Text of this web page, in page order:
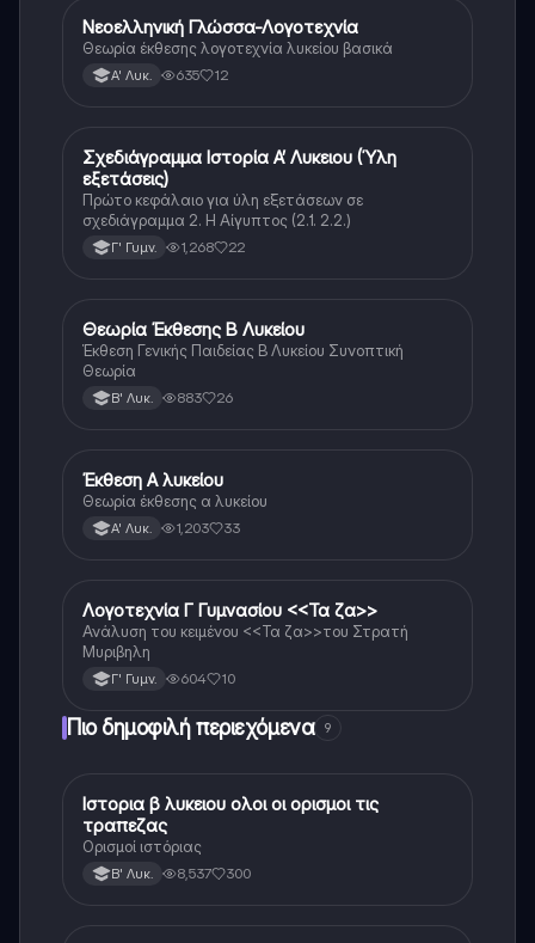
Νέα Ελληνικά
Νεοελληνική Γλώσσα-Λογοτεχνία
Θεωρία έκθεσης λογοτεχνία λυκείου βασικά
Α' Λυκ. 635 12
Νέα Ελληνικά
Σχεδιάγραμμα Ιστορία Α’ Λυκειου (Ύλη
εξετάσεις)
Πρώτο κεφάλαιο για ύλη εξετάσεων σε
σχεδιάγραμμα 2. Η Αίγυπτος (2.1. 2.2.)
Γ' Γυμν. 1,268 22
Νέα Ελληνικά
Θεωρία Έκθεσης Β Λυκείου
Έκθεση Γενικής Παιδείας Β Λυκείου Συνοπτική
Θεωρία
Β' Λυκ. 883 26
Νέα Ελληνικά
Έκθεση Α λυκείου
Θεωρία έκθεσης α λυκείου
Α' Λυκ. 1,203 33
Νέα Ελληνικά
Λογοτεχνία Γ Γυμνασίου <<Τα ζα>>
Ανάλυση του κειμένου <<Τα ζα>>του Στρατή
Μυριβηλη
Γ' Γυμν. 604 10
Πιο δημοφιλή περιεχόμενα 9
Ιστορία
Ιστορια β λυκειου ολοι οι ορισμοι τις
τραπεζας
Ορισμοί ιστόριας
Β' Λυκ. 8,537 300